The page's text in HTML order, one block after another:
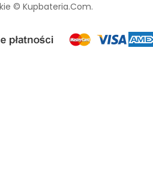
© Kupbateria.com.